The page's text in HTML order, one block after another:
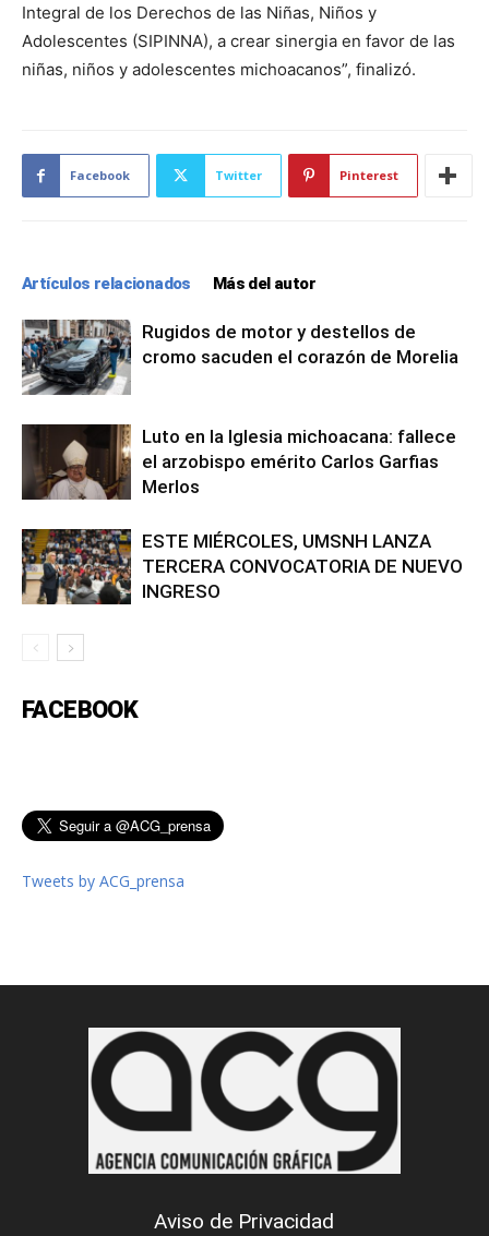
Integral de los Derechos de las Niñas, Niños y
Adolescentes (SIPINNA), a crear sinergia en favor de las
niñas, niños y adolescentes michoacanos”, finalizó.
Facebook Twitter Pinterest
Artículos relacionados Más del autor
Rugidos de motor y destellos de
cromo sacuden el corazón de Morelia
Luto en la Iglesia michoacana: fallece
el arzobispo emérito Carlos Garfias
Merlos
ESTE MIÉRCOLES, UMSNH LANZA
TERCERA CONVOCATORIA DE NUEVO
INGRESO
FACEBOOK
Tweets by ACG_prensa
Aviso de Privacidad